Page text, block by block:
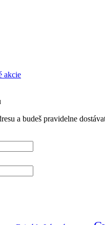
akcie
a budeš pravidelne